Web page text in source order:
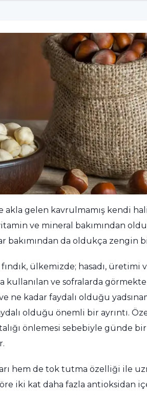
akla gelen kavrulmamış kendi
ve mineral bakımından
bakımından da oldukça zengin
ülkemizde; hasadı, üretimi
ve sofralarda
ne kadar faydalı olduğu
olduğu önemli bir ayrıntı.
önlemesi sebebiyle günde bir
hem de tok tutma özelliği ile
iki kat daha fazla antioksidan